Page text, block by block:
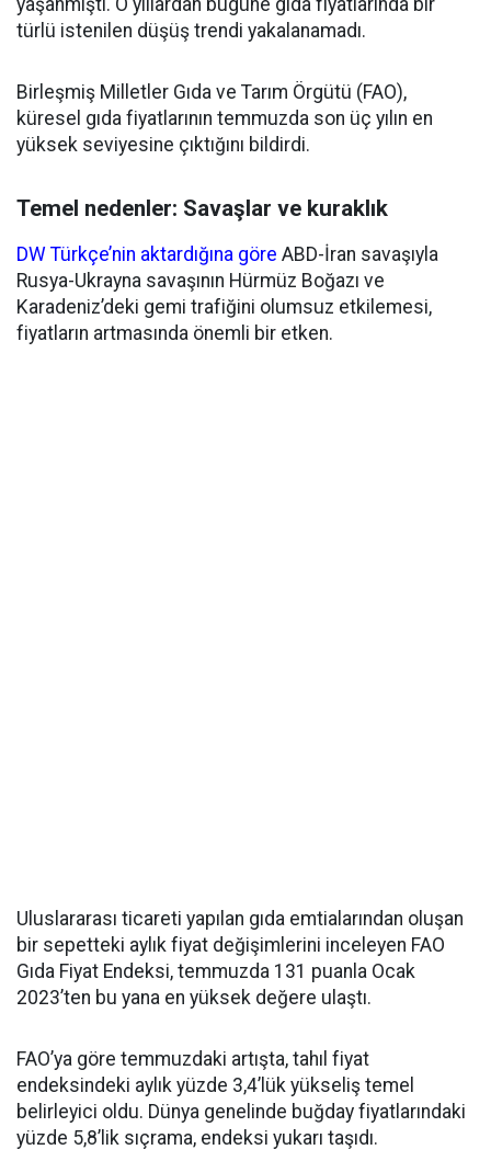
türlü istenilen düşüş trendi yakalanamadı.
Birleşmiş Milletler Gıda ve Tarım Örgütü (FAO),
küresel gıda fiyatlarının temmuzda son üç yılın en
yüksek seviyesine çıktığını bildirdi.
Temel nedenler: Savaşlar ve kuraklık
DW Türkçe’nin aktardığına göre ABD-İran savaşıyla
Rusya-Ukrayna savaşının Hürmüz Boğazı ve
Karadeniz’deki gemi trafiğini olumsuz etkilemesi,
fiyatların artmasında önemli bir etken.
Uluslararası ticareti yapılan gıda emtialarından oluşan
bir sepetteki aylık fiyat değişimlerini inceleyen FAO
Gıda Fiyat Endeksi, temmuzda 131 puanla Ocak
2023’ten bu yana en yüksek değere ulaştı.
FAO’ya göre temmuzdaki artışta, tahıl fiyat
endeksindeki aylık yüzde 3,4’lük yükseliş temel
belirleyici oldu. Dünya genelinde buğday fiyatlarındaki
yüzde 5,8’lik sıçrama, endeksi yukarı taşıdı.